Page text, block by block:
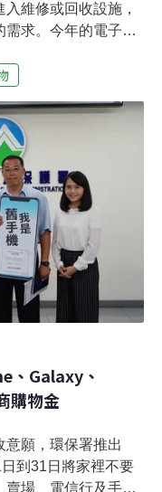
維修或回收設施，
需求。今年的電子電
萬噸，比地球上
for Training
案（SCYCLE）主
）表示，電子電機
值。SCYCLE執行
會減少生產、使用
壞。「1噸廢棄手
奎爾博士斷言。
、Galaxy、
購物金
意願，環保署推出
到31日將家裡不要
賣場、電信行及手機